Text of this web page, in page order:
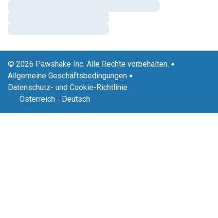
© 2026 Pawshake Inc. Alle Rechte vorbehalten.
Allgemeine Geschäftsbedingungen
Datenschutz- und Cookie-Richtlinie
Österreich - Deutsch